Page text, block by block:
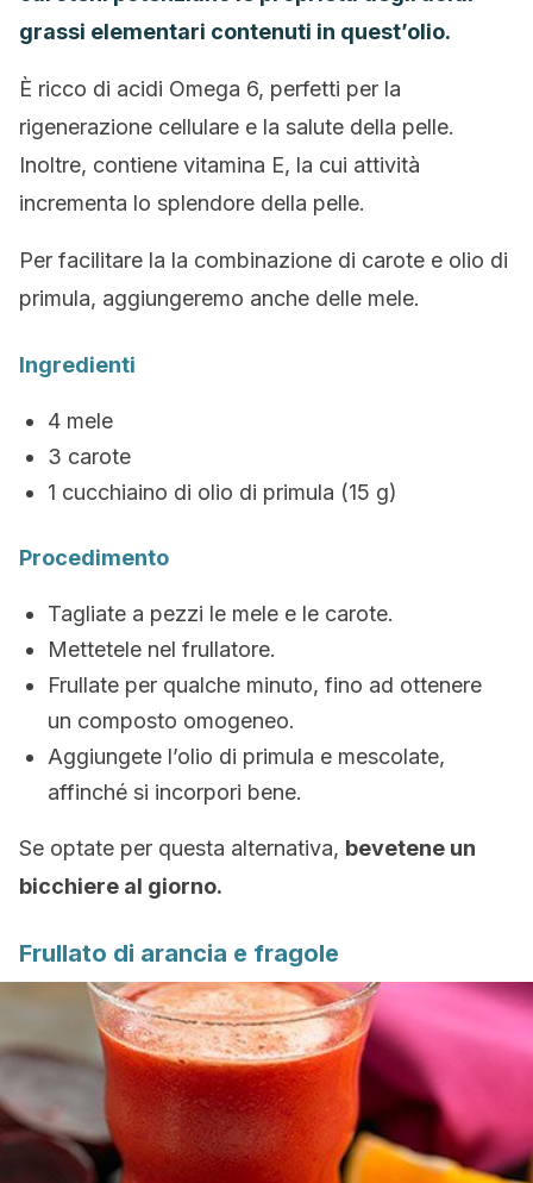
grassi elementari contenuti in quest’olio.
È ricco di acidi Omega 6, perfetti per la
rigenerazione cellulare e la salute della pelle.
Inoltre, contiene vitamina E, la cui attività
incrementa lo splendore della pelle.
Per facilitare la la combinazione di carote e olio di
primula, aggiungeremo anche delle mele.
Ingredienti
4 mele
3 carote
1 cucchiaino di olio di primula (15 g)
Procedimento
Tagliate a pezzi le mele e le carote.
Mettetele nel frullatore.
Frullate per qualche minuto, fino ad ottenere
un composto omogeneo.
Aggiungete l’olio di primula e mescolate,
affinché si incorpori bene.
Se optate per questa alternativa, bevetene un
bicchiere al giorno.
Frullato di arancia e fragole